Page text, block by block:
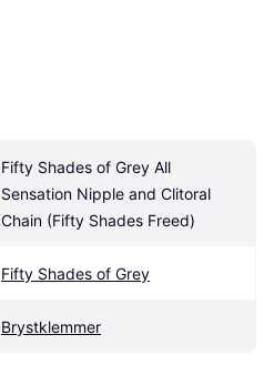
Fifty Shades of Grey All
Sensation Nipple and Clitoral
Chain (Fifty Shades Freed)
Fifty Shades of Grey
Brystklemmer